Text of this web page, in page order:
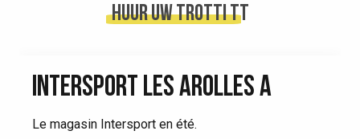
Huur uw Trotti TT
INTERSPORT LES AROLLES A
Le magasin Intersport en été.